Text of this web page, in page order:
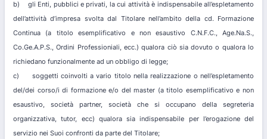
b) gli Enti, pubblici e privati, la cui attività è indispensabile all’espletamento
dell’attività d’impresa svolta dal Titolare nell’ambito della cd. Formazione
Continua (a titolo esemplificativo e non esaustivo C.N.F.C., Age.Na.S.,
Co.Ge.A.P.S., Ordini Professioniali, ecc.) qualora ciò sia dovuto o qualora lo
richiedano funzionalmente ad un obbligo di legge;
c) soggetti coinvolti a vario titolo nella realizzazione o nell’espletamento
del/dei corso/i di formazione e/o del master (a titolo esemplificativo e non
esaustivo, società partner, società che si occupano della segreteria
organizzativa, tutor, ecc) qualora sia indispensabile per l’erogazione del
servizio nei Suoi confronti da parte del Titolare;